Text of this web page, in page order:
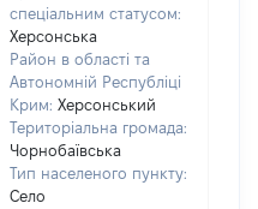
спеціальним статусом:
Херсонська
Район в області та
Автономній Республіці
Крим: Херсонський
Територіальна громада:
Чорнобаївська
Тип населеного пункту:
Село